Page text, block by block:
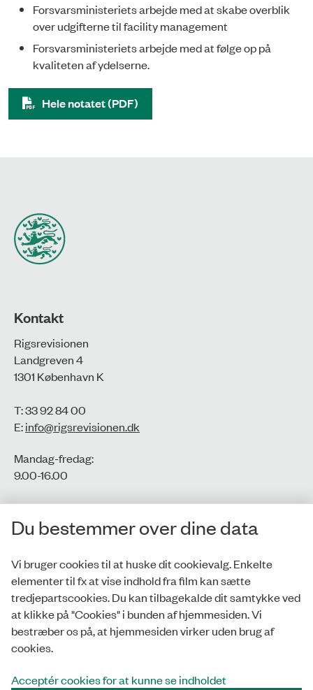
Forsvarsministeriets arbejde med at skabe overblik
over udgifterne til facility management
Forsvarsministeriets arbejde med at følge op på
kvaliteten af ydelserne.
Hele notatet (PDF)
Kontakt
Rigsrevisionen
Landgreven 4
1301 København K
T: 33 92 84 00
E:info@rigsrevisionen.dk
Mandag-fredag:
9.00-16.00​
CVR-nr.: 77806113
EAN-nr.: 5798000016002
Privatlivspolitik
Whistleblowerordning
Tilgængelighedserklæring
Du bestemmer over dine data
Vi bruger cookies til at huske dit cookievalg. Enkelte
elementer til fx at vise indhold fra film kan sætte
tredjepartscookies. Du kan tilbagekalde dit samtykke ved
at klikke på "Cookies" i bunden af hjemmesiden. Vi
bestræber os på, at hjemmesiden virker uden brug af
cookies.
Acceptér cookies for at kunne se indholdet